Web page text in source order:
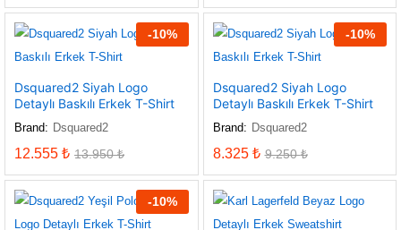
-10%
Dsquared2 Siyah Logo
Detaylı Baskılı Erkek T-Shirt
Brand: Dsquared2
12.555 ₺ 13.950₺
-10%
Dsquared2 Siyah Logo
Detaylı Baskılı Erkek T-Shirt
Brand: Dsquared2
8.325 ₺ 9.250₺
-10%